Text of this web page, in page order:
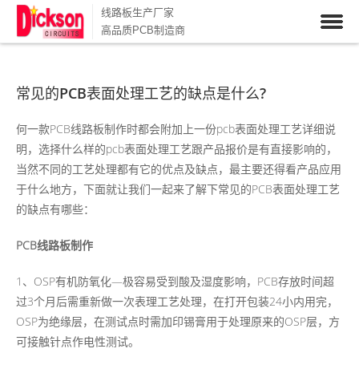
线路板生产厂家
高品质PCB制造商
常见的PCB表面处理工艺的缺点是什么?
何一款PCB线路板制作时都会附加上一份pcb表面处理工艺详细说
明，选择什么样的pcb表面处理工艺跟产品报价是有直接影响的，
当然不同的工艺处理都有它的优点及缺点，最主要还得看产品应用
于什么地方，下面就让我们一起来了解下常见的PCB表面处理工艺
的缺点有哪些：
PCB线路板制作
1、OSP有机防氧化—极容易受到酸及湿度影响，PCB存放时间超
过3个月后需重新做一次表理工艺处理，在打开包装24小内用完，
OSP为绝缘层，在测试点时需加印锡膏用于处理原来的OSP层，方
可接触针点作电性测试。